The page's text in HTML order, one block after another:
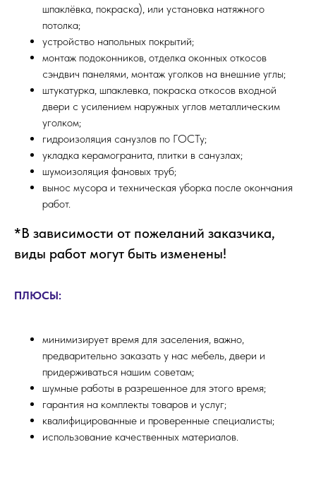
шпаклёвка, покраска), или установка натяжного
потолка;
устройство напольных покрытий;
монтаж подоконников, отделка оконных откосов
сэндвич панелями, монтаж уголков на внешние углы;
штукатурка, шпаклевка, покраска откосов входной
двери с усилением наружных углов металлическим
уголком;
гидроизоляция санузлов по ГОСТу;
укладка керамогранита, плитки в санузлах;
шумоизоляция фановых труб;
вынос мусора и техническая уборка после окончания
работ.
*В зависимости от пожеланий заказчика,
виды работ могут быть изменены!
ПЛЮСЫ:
минимизирует время для заселения, важно,
предварительно заказать у нас мебель, двери и
придерживаться нашим советам;
шумные работы в разрешенное для этого время;
гарантия на комплекты товаров и услуг;
квалифицированные и проверенные специалисты;
использование качественных материалов.